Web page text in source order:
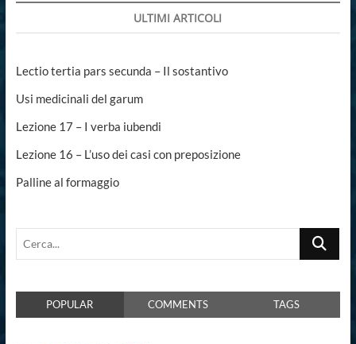
ULTIMI ARTICOLI
Lectio tertia pars secunda – Il sostantivo
Usi medicinali del garum
Lezione 17 – I verba iubendi
Lezione 16 – L’uso dei casi con preposizione
Palline al formaggio
Cerca...
POPULAR COMMENTS TAGS